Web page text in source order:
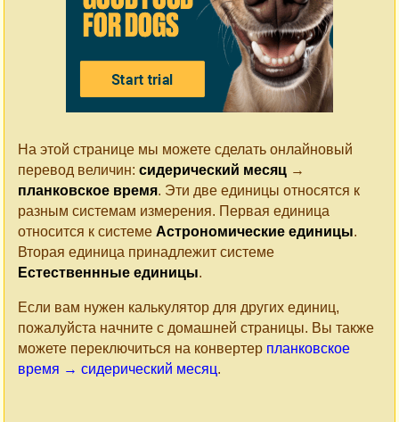
На этой странице мы можете сделать онлайновый
перевод величин: сидерический месяц →
планковское время. Эти две единицы относятся к
разным системам измерения. Первая единица
относится к системе Астрономические единицы.
Вторая единица принадлежит системе
Естественнные единицы.
Если вам нужен калькулятор для других единиц,
пожалуйста начните с домашней страницы. Вы также
можете переключиться на конвертер планковское
время → сидерический месяц.